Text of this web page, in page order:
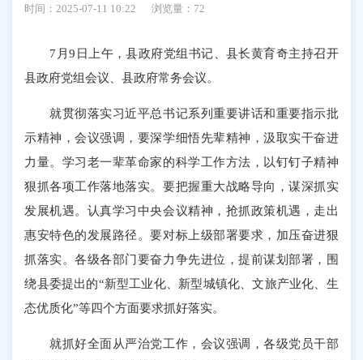
时间：2025-07-11 10:22
浏览量： 72
7月9日上午，县政府党组书记、县长黄育奇主持召开
县政府党组会议、县政府常务会议。
就贯彻落实习近平总书记系列重要讲话和重要指示批
示精神，会议强调，要深学细悟先辈精神，汲取实干奋进
力量。学习老一辈革命家的科学工作方法，以钉钉子精神
狠抓各项工作落地落实。要把握重大战略导向，谋深抓实
发展机遇。认真学习中央会议精神，抢抓政策机遇，走出
惠安特色的发展路径。要对标上级部署要求，加压奋进狠
抓落实。各级各部门要奋力争先进位，提前谋划部署，围
绕县委提出的“新型工业化、新型城镇化、文旅产业化、生
态优质化”等四个方面要求抓好落实。
就抓好全面从严治党工作，会议强调，各级党员干部